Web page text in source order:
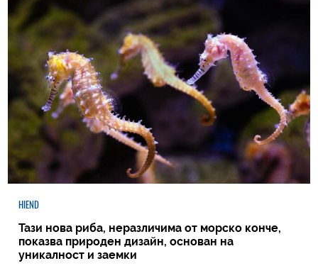
HIEND
Тази нова риба, неразличима от морско конче,
показва природен дизайн, основан на
уникалност и заемки